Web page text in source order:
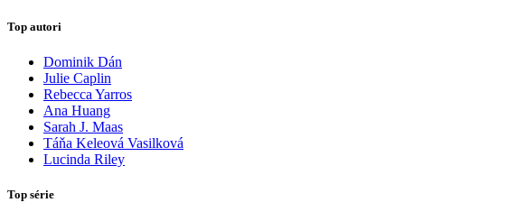
Top autori
Dominik Dán
Julie Caplin
Rebecca Yarros
Ana Huang
Sarah J. Maas
Táňa Keleová Vasilková
Lucinda Riley
Top série